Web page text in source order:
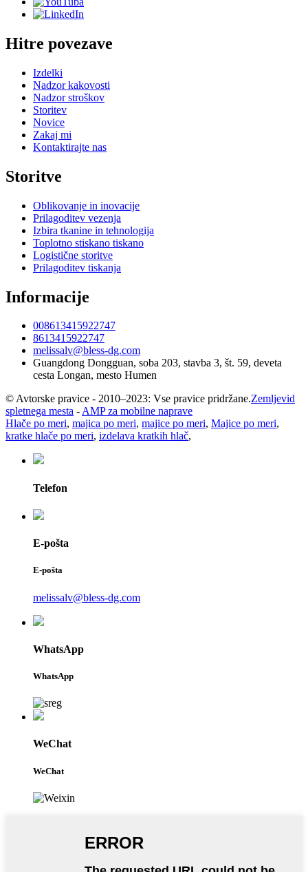
Hitre povezave
Izdelki
Nadzor kakovosti
Nadzor stroškov
Storitev
Novice
Zakaj mi
Kontaktirajte nas
Storitve
Oblikovanje in inovacije
Prilagoditev vezenja
Izbira tkanine in tehnologija
Toplotno stiskano tiskano
Logistične storitve
Prilagoditev tiskanja
Informacije
008613415922747
8613415922747
melissalv@bless-dg.com
Guangdong Dongguan, soba 203, stavba 3, št. 59, deveta
cesta Longan, mesto Humen
© Avtorske pravice - 2010–2023: Vse pravice pridržane.Zemljevid
spletnega mesta -AMP za mobilne naprave
Hlače po meri, majica po meri, majice po meri, Majice po meri,
kratke hlače po meri, izdelava kratkih hlač,
Telefon
E-pošta
E-pošta
melissalv@bless-dg.com
WhatsApp
WhatsApp
WeChat
WeChat